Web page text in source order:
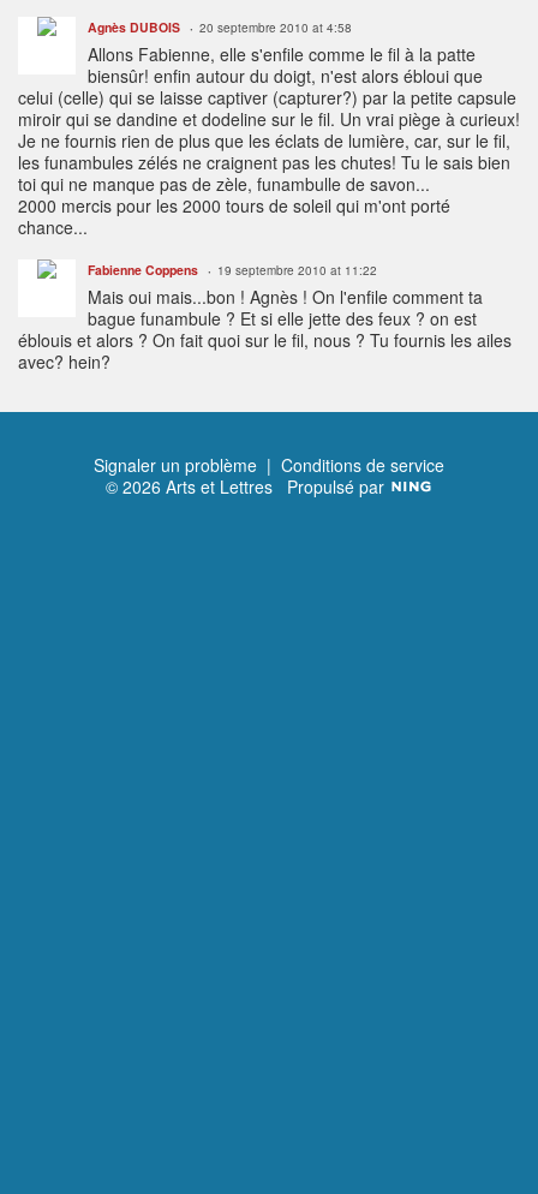
Agnès DUBOIS 20 septembre 2010 at 4:58
Allons Fabienne, elle s'enfile comme le fil à la patte
biensûr! enfin autour du doigt, n'est alors ébloui que
celui (celle) qui se laisse captiver (capturer?) par la petite capsule
miroir qui se dandine et dodeline sur le fil. Un vrai piège à curieux!
Je ne fournis rien de plus que les éclats de lumière, car, sur le fil,
les funambules zélés ne craignent pas les chutes! Tu le sais bien
toi qui ne manque pas de zèle, funambulle de savon...
2000 mercis pour les 2000 tours de soleil qui m'ont porté
chance...
Fabienne Coppens 19 septembre 2010 at 11:22
Mais oui mais...bon ! Agnès ! On l'enfile comment ta
bague funambule ? Et si elle jette des feux ? on est
éblouis et alors ? On fait quoi sur le fil, nous ? Tu fournis les ailes
avec? hein?
Signaler un problème | Conditions de service
© 2026 Arts et Lettres Propulsé par